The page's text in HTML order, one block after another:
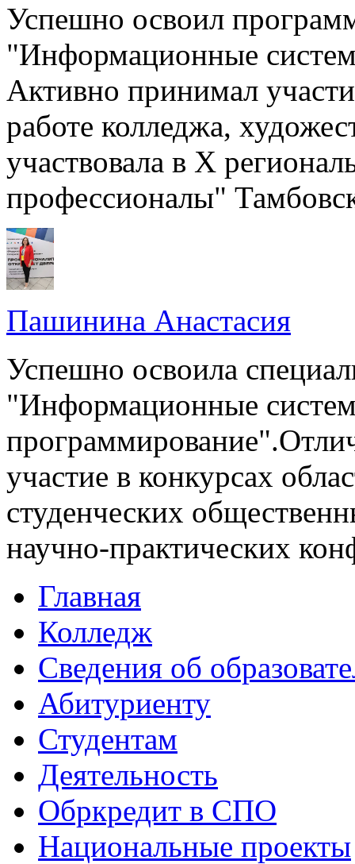
Успешно освоил
"Информационные
Активно принимал
работе колледжа,
участвовала в X
профессионалы"
Пашинина Анастасия
Успешно освоила
"Информационные
участие в конкурсах
студенческих
научно-практических
Главная
Колледж
Сведения об
Абитуриенту
Студентам
Деятельность
Обркредит в СПО
Национальные проекты